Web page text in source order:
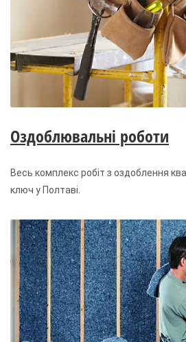
Оздоблювальні роботи
Весь комплекс робіт з оздоблення
ключ у Полтаві.